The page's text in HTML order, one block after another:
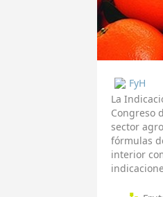
FyH
La
Congreso
sector
fórmulas
interior